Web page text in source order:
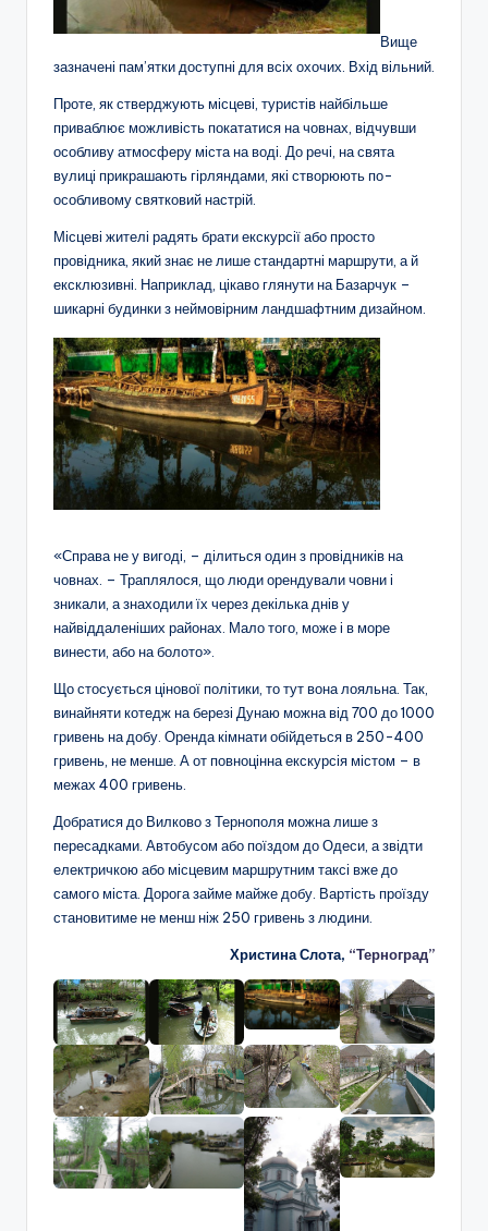
Вище
зазначені пам’ятки доступні для всіх охочих. Вхід вільний.
Проте, як стверджують місцеві, туристів найбільше
приваблює можливість покататися на човнах, відчувши
особливу атмосферу міста на воді. До речі, на свята
вулиці прикрашають гірляндами, які створюють по-
особливому святковий настрій.
Місцеві жителі радять брати екскурсії або просто
провідника, який знає не лише стандартні маршрути, а й
ексклюзивні. Наприклад, цікаво глянути на Базарчук –
шикарні будинки з неймовірним ландшафтним дизайном.
«Справа не у вигоді, – ділиться один з провідників на
човнах. – Траплялося, що люди орендували човни і
зникали, а знаходили їх через декілька днів у
найвіддаленіших районах. Мало того, може і в море
винести, або на болото».
Що стосується цінової політики, то тут вона лояльна. Так,
винайняти котедж на березі Дунаю можна від 700 до 1000
гривень на добу. Оренда кімнати обійдеться в 250-400
гривень, не менше. А от повноцінна екскурсія містом – в
межах 400 гривень.
Добратися до Вилково з Тернополя можна лише з
пересадками. Автобусом або поїздом до Одеси, а звідти
електричкою або місцевим маршрутним таксі вже до
самого міста. Дорога займе майже добу. Вартість проїзду
становитиме не менш ніж 250 гривень з людини.
Христина Слота, “Терноград”